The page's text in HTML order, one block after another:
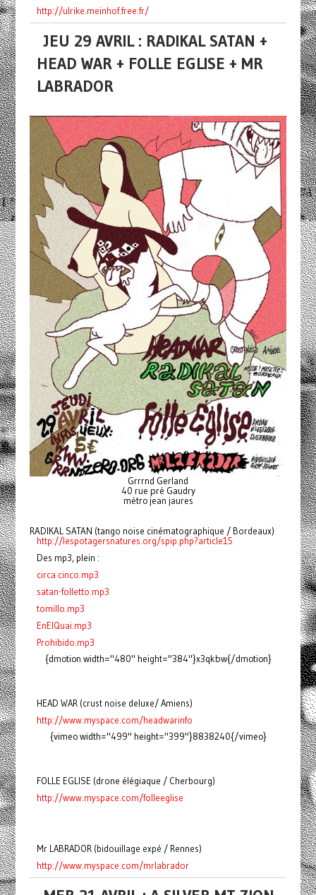
http://ulrike.meinhof.free.fr/
JEU 29 AVRIL : RADIKAL SATAN +
HEAD WAR + FOLLE EGLISE + MR
LABRADOR
Grrrnd Gerland
40 rue pré Gaudry
métro jean jaures
RADIKAL SATAN (tango noise cinématographique / Bordeaux)
http://lespotagersnatures.org/spip.php?article15
Des mp3, plein :
circa cinco.mp3
satan-folletto.mp3
tomillo.mp3
EnElQuai.mp3
Prohibido.mp3
{dmotion width="480" height="384"}x3qkbw{/dmotion}
HEAD WAR (crust noise deluxe/ Amiens)
http://www.myspace.com/headwarinfo
{vimeo width="499" height="399"}8838240{/vimeo}
FOLLE EGLISE (drone élégiaque / Cherbourg)
http://www.myspace.com/folleeglise
Mr LABRADOR (bidouillage expé / Rennes)
http://www.myspace.com/mrlabrador